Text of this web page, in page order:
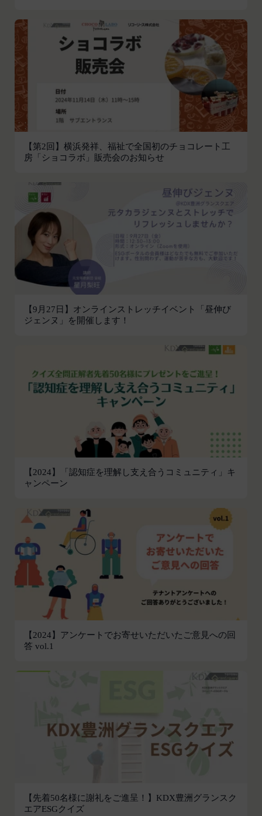
【第2回】横浜発祥、福祉で全国初のチョコレート工
房「ショコラボ」販売会のお知らせ
【9月27日】オンラインストレッチイベント「昼伸び
ジェンヌ」を開催します！
【2024】「認知症を理解し支え合うコミュニティ」キ
ャンペーン
【2024】アンケートでお寄せいただいたご意見への回
答 vol.1
【先着50名様に謝礼をご進呈！】KDX豊洲グランスク
エアESGクイズ
会員の登録の抹消、当社が提供する一切のサービス
の利用禁止、停止、本サービス上に公開した提供物
（本規約第10条3項で定義します。）の削除その他
の必要な措置を講じることができるものとします。
当社が前項に定める措置を講じた場合において、当
社は、会員に対し、当該措置を講じた理由を開示す
る義務及び当該措置により会員に生じた損害を賠償
する義務並びにその他一切の義務を負わないものと
します。
第9条（当社が提供するコンテンツに関する知的財
本サービスを通じて会員に提供する文章、イラス
ト、デザイン、写真、画像、ロゴ、アイコン、映
像、プログラム等（以下「コンテンツ」といいま
す。）の著作権、商標権およびその他の知的財産権
は全て当社または当社にコンテンツの使用を許諾す
る者に帰属するものであり、会員はこれらの権利を
侵害する行為を行わないものとします。
目的の如何を問わず、本サービスのコンテンツその
他掲載内容の全部または一部を権利者の許可なく使
用（複製、改変、転用、転送、配布、掲示、販売、
会員は、前2項の規定に違反して第三者との間で問
問題を解決するとともに当社に何等の損害、損失ま
たは不利益等を与えないものとします。
第10条（会員が提供する提供物に関する知的財産権
当社所定の方法により会員が提供する商品レビュ
ー、画像データその他一切の提供物（以下、これら
をまとめて「提供物」といいます。）に関する知的
財産権等の権利は、従前どおり会員が保持するもの
とし、当社がかかる権利を取得することはありませ
前項にかかわらず、会員は当社に対し、提供物に関
し、無償、地域無限定、非独占的、サブライセンス
可能かつ譲渡可能な使用、複製、配布、派生著作物
の作成、表示および実行（以下「使用等」といいま
す。）に関する権利を付与するものとします。
会員は、提供物について、自らが使用等についての
適法な権利を有していることおよび提供物が第三者
の権利を侵害していないことについて保証するもの
とします。
会員は、当社および当社から提供物の権利を承継し
格権を行使しないことをあらかじめ承諾するものと
電子メールの送信、当社ウェブサイト上における掲
示その他当社が適当と認める方法により会員に通知
当社は、前項に定める通知を書面の送付、電子メー
ルの送信によって行う場合、会員が申込時（変更手